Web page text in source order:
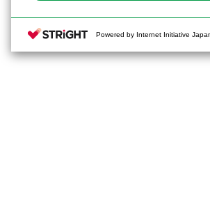
Powered by Internet Initiative